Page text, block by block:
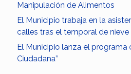
Manipulación de Alimentos
El Municipio trabaja en la
calles tras el temporal de nieve
El Municipio lanza el programa
Ciudadana”